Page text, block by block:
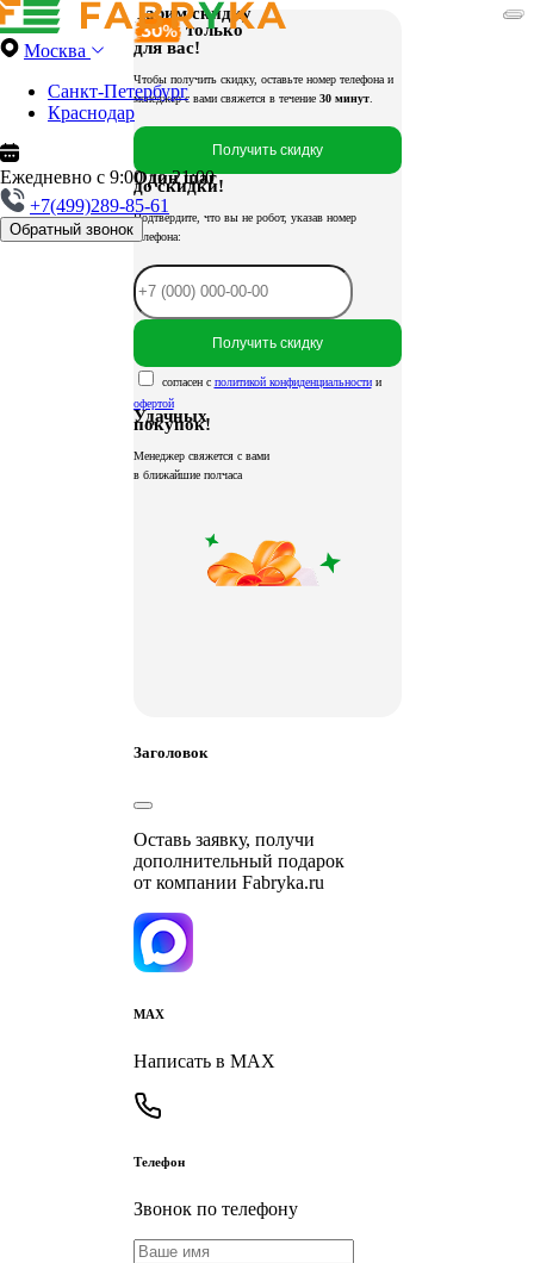
Дарим скидку
только
для вас!
Чтобы получить скидку, оставьте номер телефона и
менеджер с вами свяжется в течение 30 минут.
Получить скидку
Один шаг
до скидки!
Подтвердите, что вы не робот, указав номер
телефона:
Получить скидку
согласен с политикой конфиденциальностии
офертой
Удачных
покупок!
Менеджер свяжется с вами
в ближайшие полчаса
Заголовок
Оставь заявку, получи
дополнительный подарок
от компании Fabryka.ru
MAX
Написать в MAX
Телефон
Звонок по телефону
Москва
Санкт-Петербург
Краснодар
Ежедневно с 9:00 до 21:00
+7(499)289-85-61
Обратный звонок